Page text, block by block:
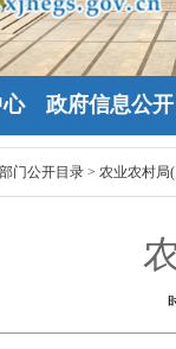
政府信息公开
部门公开目录 > 农业农村局